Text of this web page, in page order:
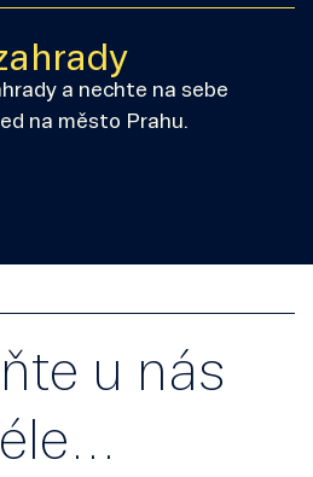
a nechte na sebe
na město Prahu.
u nás